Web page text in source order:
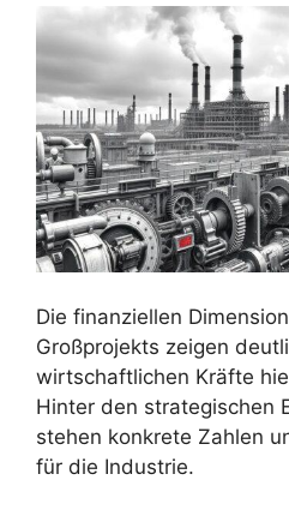
Die finanziellen
Großprojekts zeigen
wirtschaftlichen Kräfte
Hinter den strategischen
stehen konkrete Zahlen
für die Industrie.